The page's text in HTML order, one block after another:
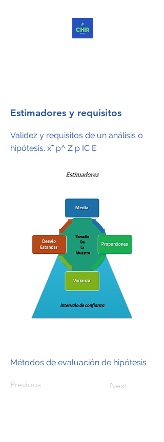
Estimadores y requisitos
Validez y requisitos de un análisis o
hipótesis. xˉ p^ Z p IC E
Métodos de evaluación de hipótesis
Previous Next